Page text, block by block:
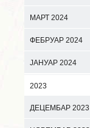
МАРТ 2024
ФЕБРУАР 2024
ЈАНУАР 2024
2023
ДЕЦЕМБАР 2023